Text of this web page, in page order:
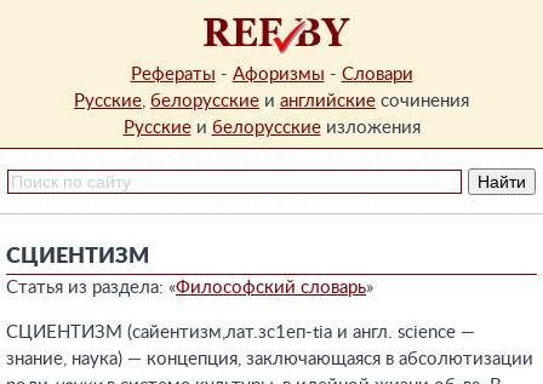
Рефераты - Афоризмы - Словари
Русские, белорусские и английские сочинения
Русскиеи белорусскиеизложения
СЦИЕНТИЗМ
Статья из раздела: «Философский словарь»
СЦИЕНТИЗМ (сайентизм,лат.зс1еп-tia и англ. science —
знание, наука) — концепция, заключающаяся в абсолютизации